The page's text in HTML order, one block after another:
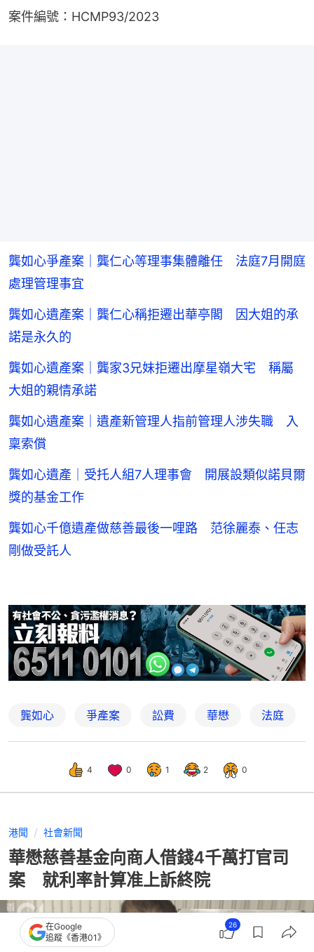
案件編號：HCMP93/2023
龔如心爭產案｜龔仁心等理事集體離任 法庭7月開庭
處理管理事宜
龔如心遺產案｜龔仁心稱拒遷出華亭閣 因大姐的承
諾是永久的
龔如心遺產案｜龔家3兄妹拒遷出摩星嶺大宅 稱屬
大姐的親情承諾
龔如心遺產案｜遺產新管理人指前管理人涉失職 入
稟索償
龔如心遺產｜受托人組7人理事會 開展設類似諾貝爾
獎的基金工作
龔如心千億遺產做慈善最後一哩路 范徐麗泰、任志
剛做受託人
龔如心 爭產案 訟費 華懋 法庭
4 0 1 2 0
港聞 社會新聞
華懋慈善基金向商人借錢4千萬打官司
案 就利率計算准上訴終院
在Google
追蹤《香港01》
26